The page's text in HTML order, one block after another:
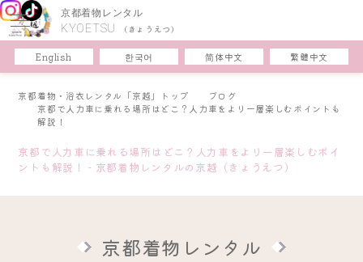
京都着物レンタル
KYOETSU (きょうえつ)
English 한국어 简体中文 繁體中文
京都着物・浴衣レンタル「京越」トップ
ブログ
京都で人力車に乗れる場所はどこ？人力車をより一層楽しむポイントも
解説！
京都で人力車に乗れる場所はどこ？人力車をより一層楽しむポイ
ントも解説！ - 京都着物レンタルの京越（きょうえつ）
京都着物レンタル